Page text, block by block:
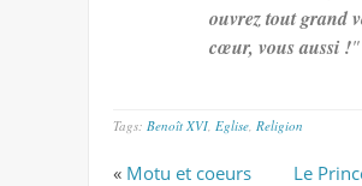
ouvrez tout grand
cœur, vous aussi !"
Tags: Benoît XVI Eglise Religion
« Motu et coeurs
Le